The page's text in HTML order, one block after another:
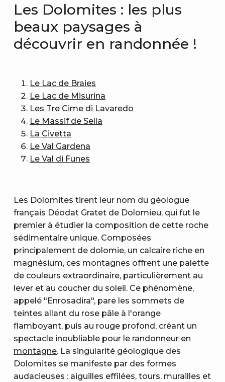
Les Dolomites : les plus
beaux paysages à
découvrir en randonnée !
Le Lac de Braies
Le Lac de Misurina
Les Tre Cime di Lavaredo
Le Massif de Sella
La Civetta
Le Val Gardena
Le Val di Funes
Les Dolomites tirent leur nom du géologue
français Déodat Gratet de Dolomieu, qui fut le
premier à étudier la composition de cette roche
sédimentaire unique. Composées
principalement de dolomie, un calcaire riche en
magnésium, ces montagnes offrent une palette
de couleurs extraordinaire, particulièrement au
lever et au coucher du soleil. Ce phénomène,
appelé "Enrosadira", pare les sommets de
teintes allant du rose pâle à l'orange
flamboyant, puis au rouge profond, créant un
spectacle inoubliable pour le randonneur en
montagne. La singularité géologique des
Dolomites se manifeste par des formes
audacieuses : aiguilles effilées, tours, murailles et